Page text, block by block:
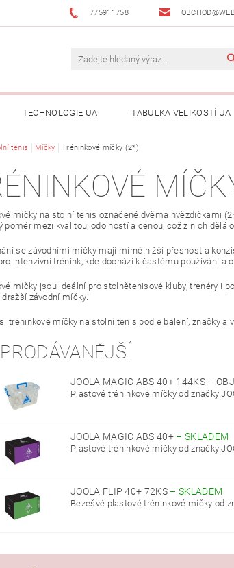
775911758
TECHNOLOGIE UA TABULKA VELIKOSTÍ UA
tenis Míčky Tréninkové míčky (2*)
míčky na stolní tenis označené dvěma hvězdičkami
poměr mezi kvalitou, odolností a cenou, což z nich dělá
se závodními míčky mají mírně nižší přesnost a
intenzivní trénink, kde dochází k častému používání a
míčky jsou ideální pro stolnětenisové kluby, trenéry i
dražší závodní míčky.
tréninkové míčky na stolní tenis podle balení, značky
JOOLA MAGIC ABS 40+ 144KS –
Plastové tréninkové míčky od značky
JOOLA MAGIC ABS 40+ – SKLADEM
Plastové tréninkové míčky od značky
JOOLA FLIP 40+ 72KS – SKLADEM
Bezešvé plastové tréninkové míčky od